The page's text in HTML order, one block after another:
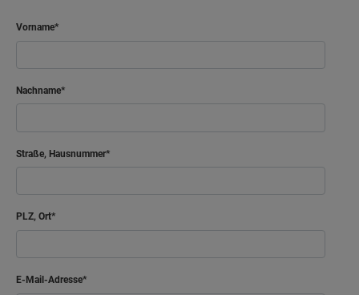
Vorname
Nachname
Straße, Hausnummer
PLZ, Ort
E-Mail-Adresse